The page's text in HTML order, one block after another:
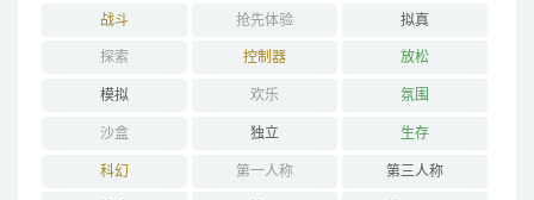
战斗 抢先体验 拟真
探索 控制器 放松
模拟 欢乐 氛围
沙盒 独立 生存
科幻 第一人称 第三人称